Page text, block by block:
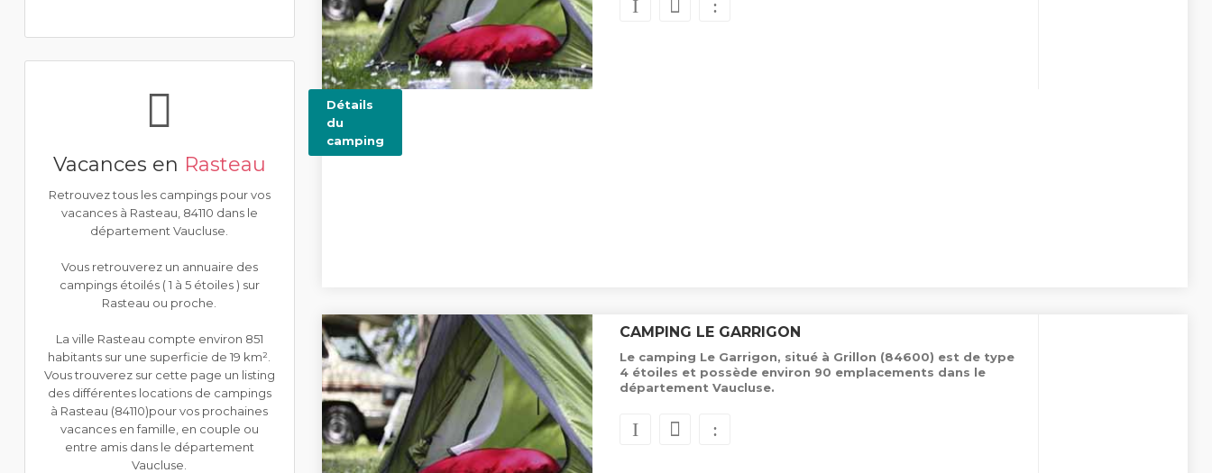
Vacances en Rasteau
Retrouvez tous les campings pour vos
vacances à Rasteau, 84110 dans le
département Vaucluse.
Vous retrouverez un annuaire des
campings étoilés ( 1 à 5 étoiles ) sur
Rasteau ou proche.
La ville Rasteau compte environ 851
habitants sur une superficie de 19 km².
Vous trouverez sur cette page un listing
des différentes locations de campings
à Rasteau (84110)pour vos prochaines
vacances en famille, en couple ou
entre amis dans le département
Vaucluse.
Détails
du
camping
CAMPING LE GARRIGON
Le camping Le Garrigon, situé à Grillon (84600) est de type
4 étoiles et possède environ 90 emplacements dans le
département Vaucluse.